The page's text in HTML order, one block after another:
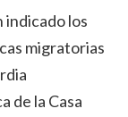
indicado los
migratorias
de la Casa